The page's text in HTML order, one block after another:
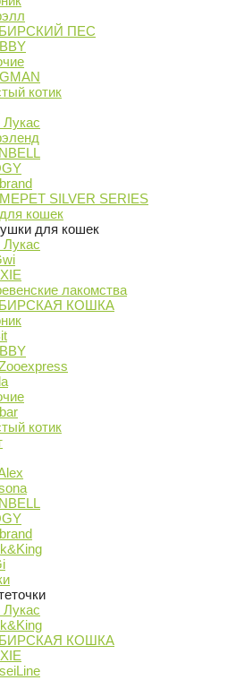
ПЕС
котик
Лукас
SILVER SERIES
кошек
для кошек
Лукас
лакомства
КОШКА
котик
Лукас
КОШКА